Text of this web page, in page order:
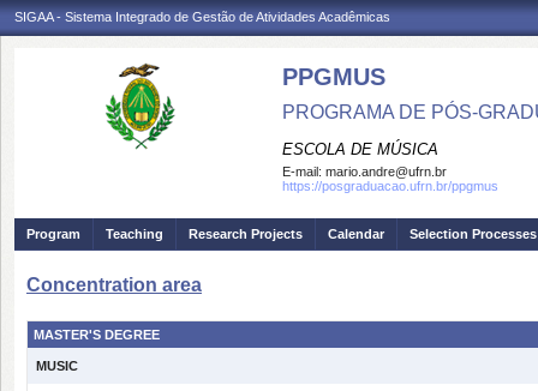
SIGAA - Sistema Integrado de Gestão de Atividades Acadêmicas
PPGMUS
PROGRAMA DE PÓS-
ESCOLA DE MÚSICA
E-mail: mario.andre@ufrn.br
https://posgraduacao.ufrn.br/ppgmus
Program Teaching Research Projects Calendar Selection Processes
Concentration area
MASTER'S DEGREE
MUSIC